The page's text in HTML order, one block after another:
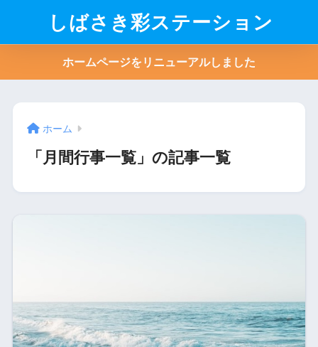
しばさき彩ステーション
ホームページをリニューアルしました
ホーム
「月間行事一覧」の記事一覧